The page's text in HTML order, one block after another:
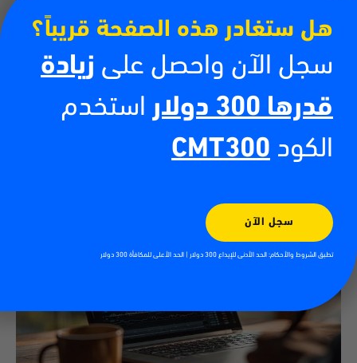
13/07/2026
في الأسواق المالية العالمية. فمن البيتكوين والإيثيريوم إلى آلاف العملات
الرقمية الأخرى، أصبح
هل ستغادر هذه الصفحة قريباً؟
سجل الآن واحصل على زيادة
قدرها 300 دولار
استخدم
الكود CMT300
سجل الآن
تطبق الشروط والأحكام: الحد الأدنى للإيداع 300 دولار | الحد الأعلى للمكافأة 300 دولار